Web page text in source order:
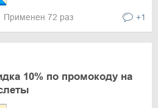
Применен 72 раз +1
10% по промокоду на